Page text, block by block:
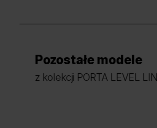
Pozostałe modele
z kolekcji PORTA LEVEL